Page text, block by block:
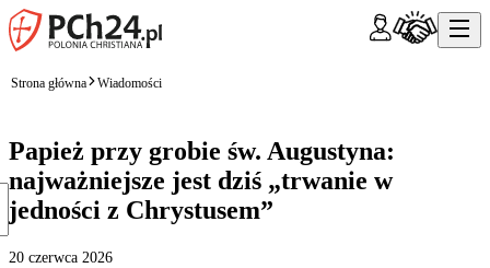
Strona główna Wiadomości
Papież przy grobie św. Augustyna:
najważniejsze jest dziś „trwanie w
jedności z Chrystusem”
20 czerwca 2026